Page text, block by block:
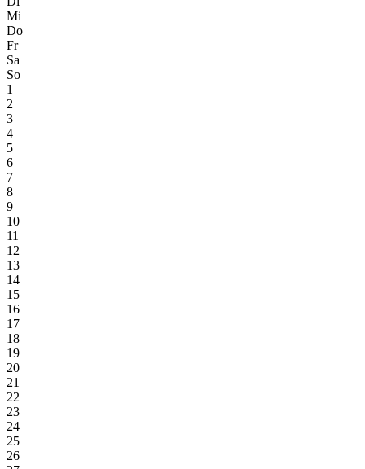
Mi
Do
Fr
Sa
So
1
2
3
4
5
6
7
8
9
10
11
12
13
14
15
16
17
18
19
20
21
22
23
24
25
26